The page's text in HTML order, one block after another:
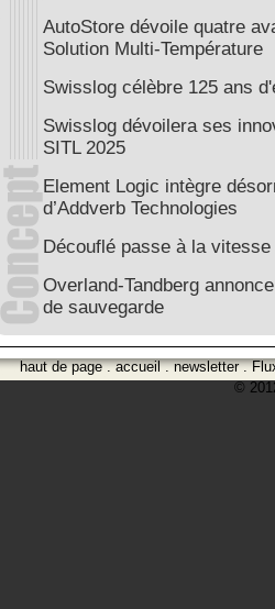
AutoStore dévoile quatre
Solution Multi-Température
Swisslog célèbre 125 ans
Swisslog dévoilera ses
SITL 2025
Element Logic intègre
d’Addverb Technologies
Découflé passe à la
Overland-Tandberg
de sauvegarde
haut de page.accueil.newsletter.
©